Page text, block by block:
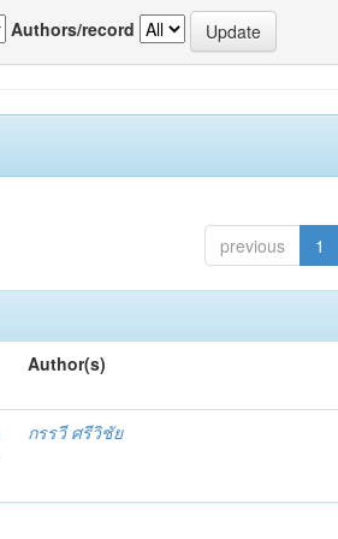
Authors/record
previous 1
Author(s)
กรรวี ศรีวิชัย